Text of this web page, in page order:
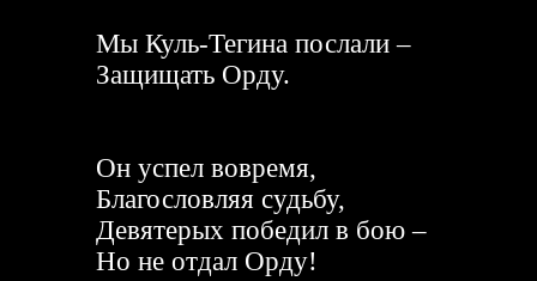
Мы Куль-Тегина послали –
Защищать Орду.
Он успел вовремя,
Благословляя судьбу,
Девятерых победил в бою –
Но не отдал Орду!